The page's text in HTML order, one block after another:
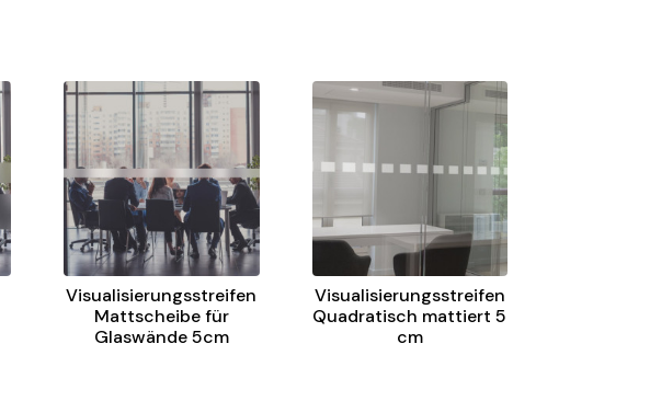
Visualisierungsstreifen
Mattscheibe für
Glaswände 5cm
Visualisierungsstreifen
Quadratisch mattiert 5
cm